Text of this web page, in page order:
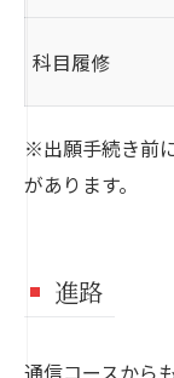
科目履修
※出願手続き前
があります。
進路
通信コースから